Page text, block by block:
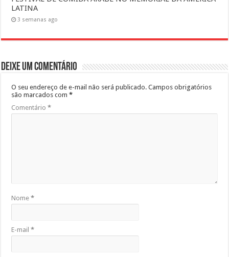
LATINA
3 semanas ago
Deixe um comentário
O seu endereço de e-mail não será publicado. Campos obrigatórios
são marcados com*
Comentário*
Nome*
E-mail*